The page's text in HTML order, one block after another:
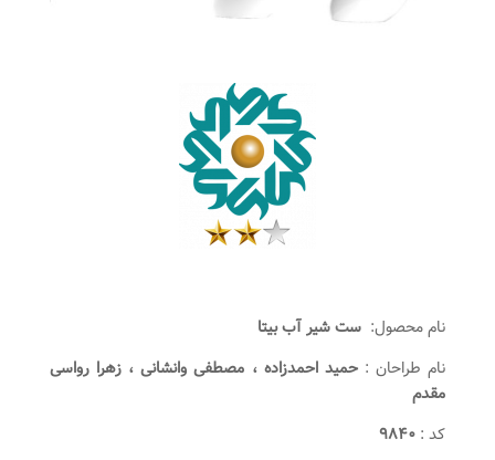
نام محصول: ست شیر آب بیتا
نام طراحان :حمید احمدزاده ، مصطفی وانشانی ، زهرا رواسی
مقدم
کد : ۹۸۴۰